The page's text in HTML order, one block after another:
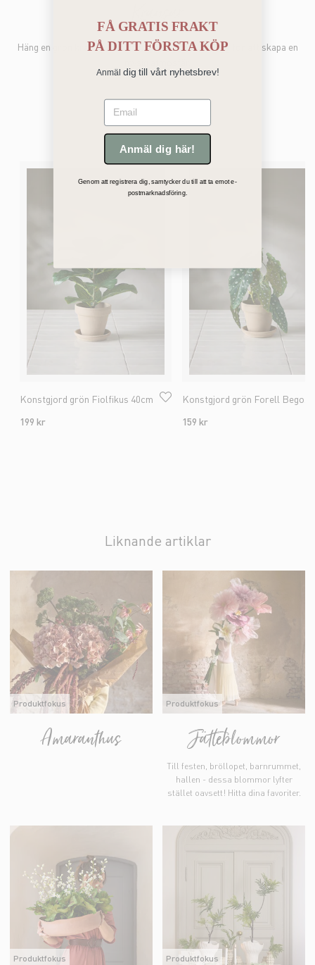
Häng en grön krans på din dörr, garderob eller vägg för att skapa en
Konstgjord grön Fiolfikus 40cm
199 kr
159 kr
Liknande artiklar
Produktfokus
Amaranthus
Produktfokus
Jätteblommor
Till festen, bröllopet, barnrummet,
hallen - dessa blommor lyfter
stället oavsett! Hitta dina favoriter.
Produktfokus Produktfokus
FÅ GRATIS FRAKT
PÅDITT FÖRSTA KÖP
Anmäl dig till vårt nyhetsbrev!
Email
Anmäl dig här!
Genom att registrera dig, samtycker du till att ta emot e-
postmarknadsföring.